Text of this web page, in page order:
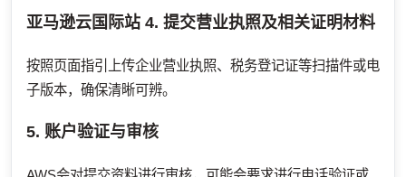
亚马逊云国际站 4. 提交营业执照及相关证明材料
按照页面指引上传企业营业执照、税务登记证等扫描件或电
子版本，确保清晰可辨。
5. 账户验证与审核